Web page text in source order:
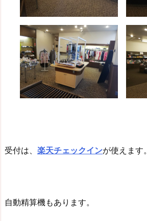
受付は、 楽天チェックインが使えます。
自動精算機もあります。